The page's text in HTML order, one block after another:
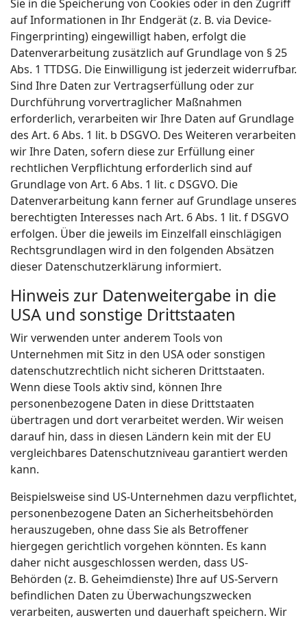
Sie in die Speicherung von Cookies oder in den Zugriff
auf Informationen in Ihr Endgerät (z. B. via Device-
Fingerprinting) eingewilligt haben, erfolgt die
Datenverarbeitung zusätzlich auf Grundlage von § 25
Abs. 1 TTDSG. Die Einwilligung ist jederzeit widerrufbar.
Sind Ihre Daten zur Vertragserfüllung oder zur
Durchführung vorvertraglicher Maßnahmen
erforderlich, verarbeiten wir Ihre Daten auf Grundlage
des Art. 6 Abs. 1 lit. b DSGVO. Des Weiteren verarbeiten
wir Ihre Daten, sofern diese zur Erfüllung einer
rechtlichen Verpflichtung erforderlich sind auf
Grundlage von Art. 6 Abs. 1 lit. c DSGVO. Die
Datenverarbeitung kann ferner auf Grundlage unseres
berechtigten Interesses nach Art. 6 Abs. 1 lit. f DSGVO
erfolgen. Über die jeweils im Einzelfall einschlägigen
Rechtsgrundlagen wird in den folgenden Absätzen
dieser Datenschutzerklärung informiert.
Hinweis zur Datenweitergabe in die
USA und sonstige Drittstaaten
Wir verwenden unter anderem Tools von
Unternehmen mit Sitz in den USA oder sonstigen
datenschutzrechtlich nicht sicheren Drittstaaten.
Wenn diese Tools aktiv sind, können Ihre
personenbezogene Daten in diese Drittstaaten
übertragen und dort verarbeitet werden. Wir weisen
darauf hin, dass in diesen Ländern kein mit der EU
vergleichbares Datenschutzniveau garantiert werden
kann.
Beispielsweise sind US-Unternehmen dazu verpflichtet,
personenbezogene Daten an Sicherheitsbehörden
herauszugeben, ohne dass Sie als Betroffener
hiergegen gerichtlich vorgehen könnten. Es kann
daher nicht ausgeschlossen werden, dass US-
Behörden (z. B. Geheimdienste) Ihre auf US-Servern
befindlichen Daten zu Überwachungszwecken
verarbeiten, auswerten und dauerhaft speichern. Wir